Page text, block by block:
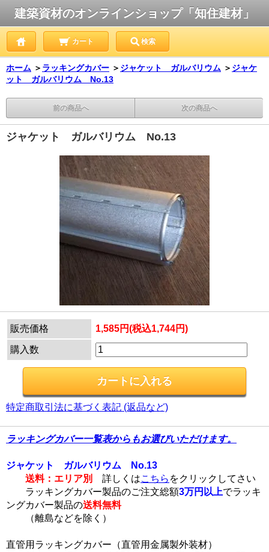
建築資材のオンラインショップ「知住建材」
カート 検索
ホーム ＞ ラッキングカバー ＞ ジャケット ガルバリウム ＞ ジャケ
ット ガルバリウム No.13
前の商品へ 次の商品へ
ジャケット ガルバリウム No.13
販売価格 1,585円(税込1,744円)
購入数
特定商取引法に基づく表記 (返品など)
ラッキングカバー一覧表からもお選びいただけます。
ジャケット ガルバリウム No.13
送料：エリア別
詳しくはこちら をクリックしてさい
ラッキングカバー製品のご注文総額3万円以上でラッキ
ングカバー製品の送料無料
（離島などを除く）
直管用ラッキングカバー（直管用金属製外装材）